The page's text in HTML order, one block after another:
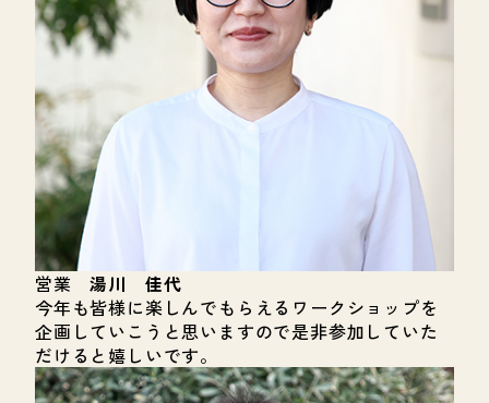
営業湯川 佳代
今年も皆様に楽しんでもらえるワークショップを
企画していこうと思いますので是非参加していた
だけると嬉しいです。